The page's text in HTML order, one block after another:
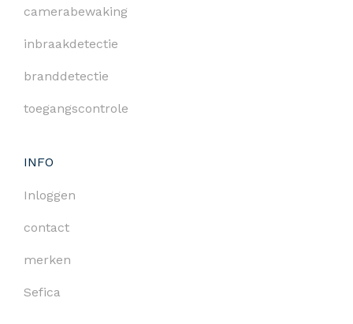
camerabewaking
inbraakdetectie
branddetectie
toegangscontrole
INFO
Inloggen
contact
merken
Sefica